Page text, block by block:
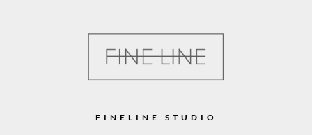
FINELINE STUDIO